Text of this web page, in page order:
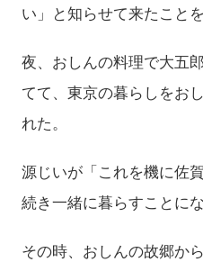
い」と知らせて来たこと
夜、おしんの料理で大五
てて、東京の暮らしをお
れた。
源じいが「これを機に佐
続き一緒に暮らすことにな
その時、おしんの故郷か